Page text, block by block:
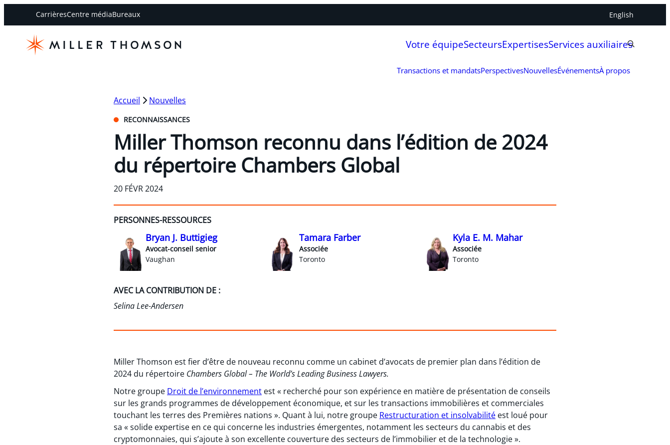
CarrièresCentre médiaBureaux English
Votre équipeSecteursExpertisesServices auxiliaires
Transactions et mandatsPerspectivesNouvellesÉvénementsÀ propos
Accueil Nouvelles
RECONNAISSANCES
Miller Thomson reconnu dans l’édition de 2024
du répertoire Chambers Global
20 FÉVR 2024
PERSONNES-RESSOURCES
Bryan J. Buttigieg
Avocat-conseil senior
Vaughan
Tamara Farber
Associée
Toronto
Kyla E. M. Mahar
Associée
Toronto
AVEC LA CONTRIBUTION DE :
Selina Lee-Andersen
Miller Thomson est fier d’être de nouveau reconnu comme un cabinet d’avocats de premier plan dans l’édition de
2024 du répertoire Chambers Global – The World’s Leading Business Lawyers.
Notre groupe Droit de l’environnement est « recherché pour son expérience en matière de présentation de conseils
sur les grands programmes de développement économique, et sur les transactions immobilières et commerciales
touchant les terres des Premières nations ». Quant à lui, notre groupe Restructuration et insolvabilité est loué pour
sa « solide expertise en ce qui concerne les industries émergentes, notamment les secteurs du cannabis et des
cryptomonnaies, qui s’ajoute à son excellente couverture des secteurs de l’immobilier et de la technologie ».